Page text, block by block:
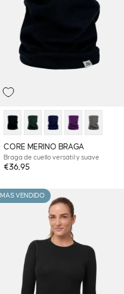
CORE MERINO BRAGA
Braga de cuello versátil y suave
€36,95
MÁS VENDIDO